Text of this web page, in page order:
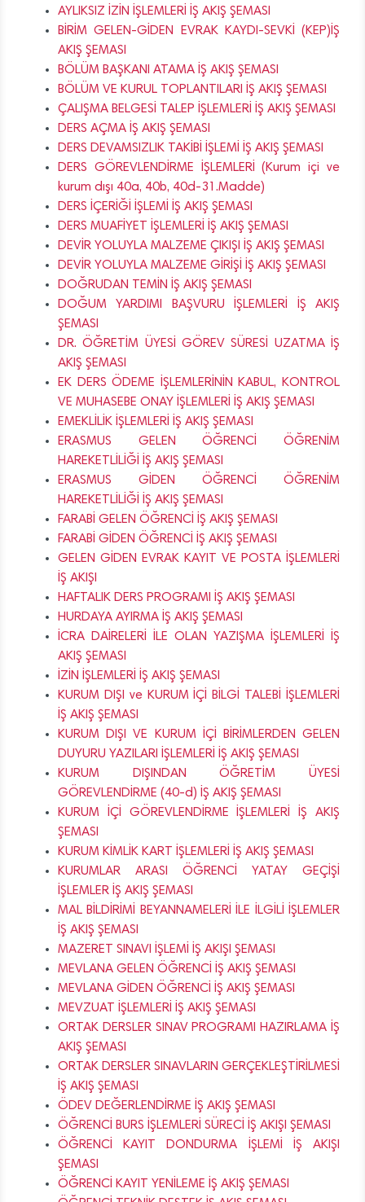
AYLIKSIZ İZİN İŞLEMLERİ İŞ AKIŞ ŞEMASI
BİRİM GELEN-GİDEN EVRAK KAYDI-SEVKİ (KEP)İŞ
AKIŞ ŞEMASI
BÖLÜM BAŞKANI ATAMA İŞ AKIŞ ŞEMASI
BÖLÜM VE KURUL TOPLANTILARI İŞ AKIŞ ŞEMASI
ÇALIŞMA BELGESİ TALEP İŞLEMLERİ İŞ AKIŞ ŞEMASI
DERS AÇMA İŞ AKIŞ ŞEMASI
DERS DEVAMSIZLIK TAKİBİ İŞLEMİ İŞ AKIŞ ŞEMASI
DERS GÖREVLENDİRME İŞLEMLERİ (Kurum içi ve
kurum dışı 40a, 40b, 40d-31.Madde)
DERS İÇERİĞİ İŞLEMİ İŞ AKIŞ ŞEMASI
DERS MUAFİYET İŞLEMLERİ İŞ AKIŞ ŞEMASI
DEVİR YOLUYLA MALZEME ÇIKIŞI İŞ AKIŞ ŞEMASI
DEVİR YOLUYLA MALZEME GİRİŞİ İŞ AKIŞ ŞEMASI
DOĞRUDAN TEMİN İŞ AKIŞ ŞEMASI
DOĞUM YARDIMI BAŞVURU İŞLEMLERİ İŞ AKIŞ
ŞEMASI
DR. ÖĞRETİM ÜYESİ GÖREV SÜRESİ UZATMA İŞ
AKIŞ ŞEMASI
EK DERS ÖDEME İŞLEMLERİNİN KABUL, KONTROL
VE MUHASEBE ONAY İŞLEMLERİ İŞ AKIŞ ŞEMASI
EMEKLİLİK İŞLEMLERİ İŞ AKIŞ ŞEMASI
ERASMUS GELEN ÖĞRENCİ ÖĞRENİM
HAREKETLİLİĞİ İŞ AKIŞ ŞEMASI
ERASMUS GİDEN ÖĞRENCİ ÖĞRENİM
HAREKETLİLİĞİ İŞ AKIŞ ŞEMASI
FARABİ GELEN ÖĞRENCİ İŞ AKIŞ ŞEMASI
FARABİ GİDEN ÖĞRENCİ İŞ AKIŞ ŞEMASI
GELEN GİDEN EVRAK KAYIT VE POSTA İŞLEMLERİ
İŞ AKIŞI
HAFTALIK DERS PROGRAMI İŞ AKIŞ ŞEMASI
HURDAYA AYIRMA İŞ AKIŞ ŞEMASI
İCRA DAİRELERİ İLE OLAN YAZIŞMA İŞLEMLERİ İŞ
AKIŞ ŞEMASI
İZİN İŞLEMLERİ İŞ AKIŞ ŞEMASI
KURUM DIŞI ve KURUM İÇİ BİLGİ TALEBİ İŞLEMLERİ
İŞ AKIŞ ŞEMASI
KURUM DIŞI VE KURUM İÇİ BİRİMLERDEN GELEN
DUYURU YAZILARI İŞLEMLERİ İŞ AKIŞ ŞEMASI
KURUM DIŞINDAN ÖĞRETİM ÜYESİ
GÖREVLENDİRME (40-d) İŞ AKIŞ ŞEMASI
KURUM İÇİ GÖREVLENDİRME İŞLEMLERİ İŞ AKIŞ
ŞEMASI
KURUM KİMLİK KART İŞLEMLERİ İŞ AKIŞ ŞEMASI
KURUMLAR ARASI ÖĞRENCİ YATAY GEÇİŞİ
İŞLEMLER İŞ AKIŞ ŞEMASI
MAL BİLDİRİMİ BEYANNAMELERİ İLE İLGİLİ İŞLEMLER
İŞ AKIŞ ŞEMASI
MAZERET SINAVI İŞLEMİ İŞ AKIŞI ŞEMASI
MEVLANA GELEN ÖĞRENCİ İŞ AKIŞ ŞEMASI
MEVLANA GİDEN ÖĞRENCİ İŞ AKIŞ ŞEMASI
MEVZUAT İŞLEMLERİ İŞ AKIŞ ŞEMASI
ORTAK DERSLER SINAV PROGRAMI HAZIRLAMA İŞ
AKIŞ ŞEMASI
ORTAK DERSLER SINAVLARIN GERÇEKLEŞTİRİLMESİ
İŞ AKIŞ ŞEMASI
ÖDEV DEĞERLENDİRME İŞ AKIŞ ŞEMASI
ÖĞRENCİ BURS İŞLEMLERİ SÜRECİ İŞ AKIŞI ŞEMASI
ÖĞRENCİ KAYIT DONDURMA İŞLEMİ İŞ AKIŞI
ŞEMASI
ÖĞRENCİ KAYIT YENİLEME İŞ AKIŞ ŞEMASI